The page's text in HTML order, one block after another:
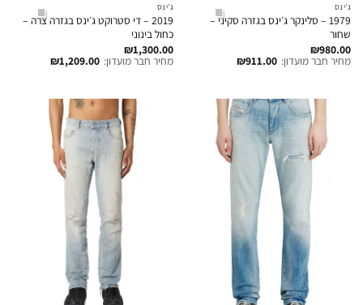
ג'ינס
1979 – סלינקר ג׳ינס בגזרה סקיני –
שחור
₪980.00
מחיר חבר מועדון: ₪911.00
ג'ינס
2019 – די סטרוקט ג׳ינס בגזרה צרה –
כחול בינוני
₪1,300.00
מחיר חבר מועדון: ₪1,209.00